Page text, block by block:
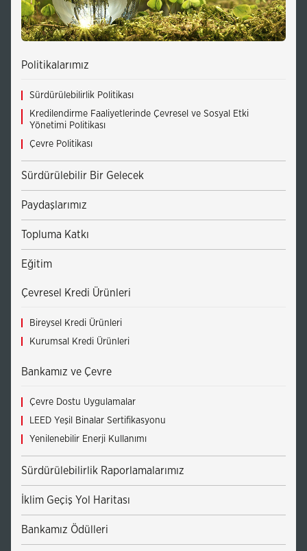
Politikalarımız
Sürdürülebilirlik Politikası
Kredilendirme Faaliyetlerinde Çevresel ve Sosyal Etki
Yönetimi Politikası
Çevre Politikası
Sürdürülebilir Bir Gelecek
Paydaşlarımız
Topluma Katkı
Eğitim
Çevresel Kredi Ürünleri
Bireysel Kredi Ürünleri
Kurumsal Kredi Ürünleri
Bankamız ve Çevre
Çevre Dostu Uygulamalar
LEED Yeşil Binalar Sertifikasyonu
Yenilenebilir Enerji Kullanımı
Sürdürülebilirlik Raporlamalarımız
İklim Geçiş Yol Haritası
Bankamız Ödülleri